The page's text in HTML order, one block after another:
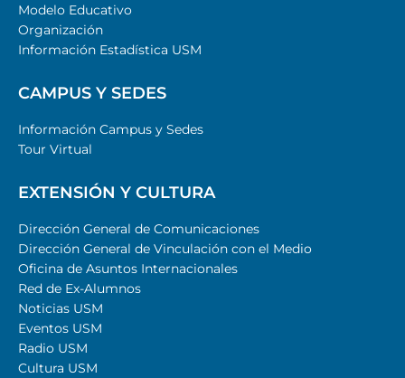
Modelo Educativo
Organización
Información Estadística USM
CAMPUS Y SEDES
Información Campus y Sedes
Tour Virtual
EXTENSIÓN Y CULTURA
Dirección General de Comunicaciones
Dirección General de Vinculación con el Medio
Oficina de Asuntos Internacionales
Red de Ex-Alumnos
Noticias USM
Eventos USM
Radio USM
Cultura USM